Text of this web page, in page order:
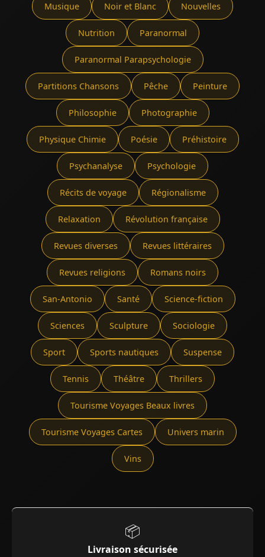
Musique Noir et Blanc Nouvelles
Nutrition Paranormal
Paranormal Parapsychologie
Partitions Chansons Pêche Peinture
Philosophie Photographie
Physique Chimie Poésie Préhistoire
Psychanalyse Psychologie
Récits de voyage Régionalisme
Relaxation Révolution française
Revues diverses Revues littéraires
Revues religions Romans noirs
San-Antonio Santé Science-fiction
Sciences Sculpture Sociologie
Sport Sports nautiques Suspense
Tennis Théâtre Thrillers
Tourisme Voyages Beaux livres
Tourisme Voyages Cartes Univers marin
Vins
📦
Livraison sécurisée